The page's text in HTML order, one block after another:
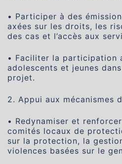
• Participer à des
axées sur les droits, les
des cas et l’accès aux
• Faciliter la participation
adolescents et jeunes
projet.
2. Appui aux mécanismes
• Redynamiser et
comités locaux de
sur la protection, la
violences basées sur le